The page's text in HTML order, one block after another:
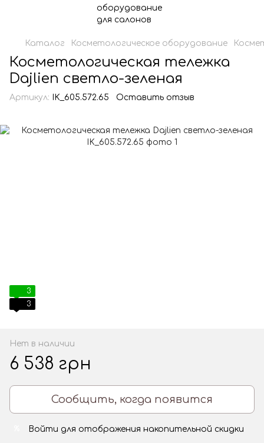
Каталог Косметологическое оборудование
Косметологическая тележка
Dajlien светло-зеленая
Артикул: IK_605.572.65 Оставить отзыв
3
3
Нет в наличии
6 538 грн
Сообщить, когда появится
Войти для отображения накопительной скидки